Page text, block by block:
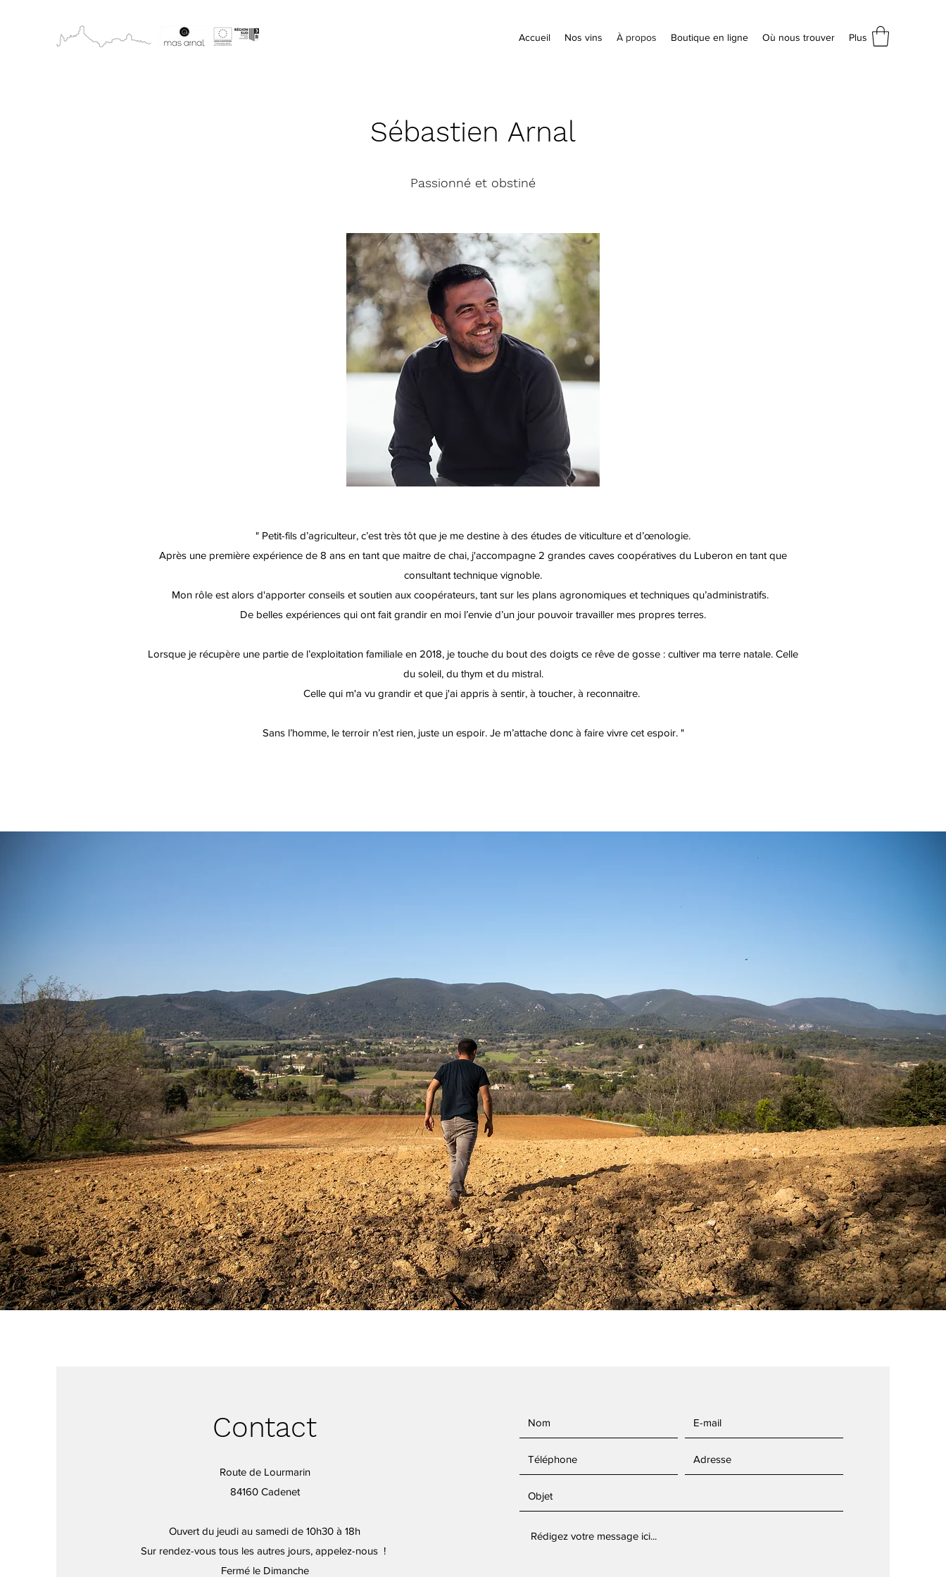
Accueil Nos vins À propos Boutique en ligne Où nous trouver Plus
Sébastien Arnal
Passionné et obstiné
" Petit-fils d’agriculteur, c’est très tôt que je me destine à des études de viticulture et d’œnologie.
Après une première expérience de 8 ans en tant que maitre de chai, j'accompagne 2 grandes caves coopératives du Luberon en tant que
consultant technique vignoble.
Mon rôle est alors d'apporter conseils et soutien aux coopérateurs, tant sur les plans agronomiques et techniques qu’administratifs.
De belles expériences qui ont fait grandir en moi l’envie d’un jour pouvoir travailler mes propres terres.
Lorsque je récupère une partie de l’exploitation familiale en 2018, je touche du bout des doigts ce rêve de gosse : cultiver ma terre natale. Celle
du soleil, du thym et du mistral.
Celle qui m'a vu grandir et que j'ai appris à sentir, à toucher, à reconnaitre.
Sans l’homme, le terroir n’est rien, juste un espoir. Je m’attache donc à faire vivre cet espoir. "
Contact
Route de Lourmarin
84160 Cadenet
Ouvert du jeudi au samedi de 10h30 à 18h
Sur rendez-vous tous les autres jours, appelez-nous !
Fermé le Dimanche